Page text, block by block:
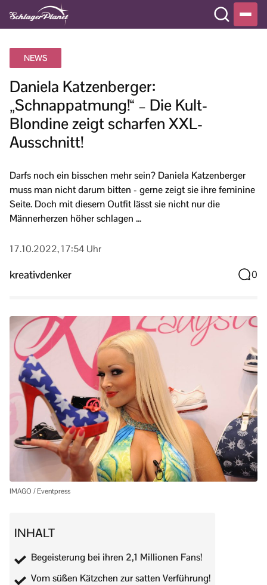
NEWS
Daniela Katzenberger:
„Schnappatmung!“ – Die Kult-
Blondine zeigt scharfen XXL-
Ausschnitt!
Darfs noch ein bisschen mehr sein? Daniela Katzenberger
muss man nicht darum bitten - gerne zeigt sie ihre feminine
Seite. Doch mit diesem Outfit lässt sie nicht nur die
Männerherzen höher schlagen ...
17.10.2022, 17:54 Uhr
kreativdenker 0
IMAGO / Eventpress
INHALT
Begeisterung bei ihren 2,1 Millionen Fans!
Vom süßen Kätzchen zur satten Verführung!